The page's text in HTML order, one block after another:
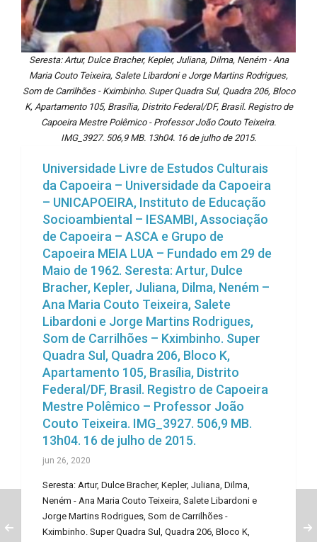
Seresta: Artur, Dulce Bracher, Kepler, Juliana, Dilma, Neném - Ana
Maria Couto Teixeira, Salete Libardoni e Jorge Martins Rodrigues,
Som de Carrilhões - Kximbinho. Super Quadra Sul, Quadra 206, Bloco
K, Apartamento 105, Brasília, Distrito Federal/DF, Brasil. Registro de
Capoeira Mestre Polêmico - Professor João Couto Teixeira.
IMG_3927. 506,9 MB. 13h04. 16 de julho de 2015.
Universidade Livre de Estudos Culturais
da Capoeira – Universidade da Capoeira
– UNICAPOEIRA, Instituto de Educação
Socioambiental – IESAMBI, Associação
de Capoeira – ASCA e Grupo de
Capoeira MEIA LUA – Fundado em 29 de
Maio de 1962. Seresta: Artur, Dulce
Bracher, Kepler, Juliana, Dilma, Neném –
Ana Maria Couto Teixeira, Salete
Libardoni e Jorge Martins Rodrigues,
Som de Carrilhões – Kximbinho. Super
Quadra Sul, Quadra 206, Bloco K,
Apartamento 105, Brasília, Distrito
Federal/DF, Brasil. Registro de Capoeira
Mestre Polêmico – Professor João
Couto Teixeira. IMG_3927. 506,9 MB.
13h04. 16 de julho de 2015.
jun 26, 2020
Seresta: Artur, Dulce Bracher, Kepler, Juliana, Dilma,
Neném - Ana Maria Couto Teixeira, Salete Libardoni e
Jorge Martins Rodrigues, Som de Carrilhões -
Kximbinho. Super Quadra Sul, Quadra 206, Bloco K,